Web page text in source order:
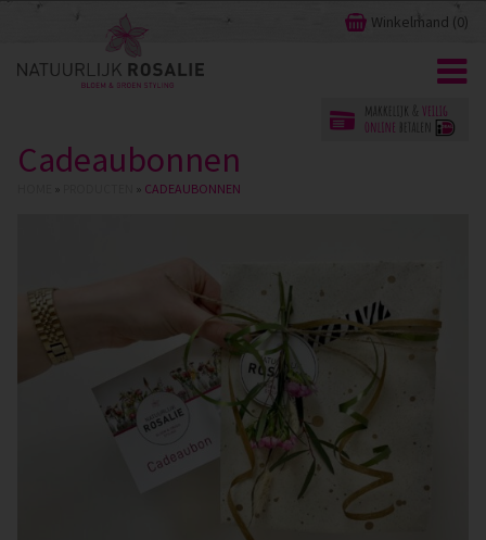
Winkelmand (0)
Cadeaubonnen
» » CADEAUBONNEN